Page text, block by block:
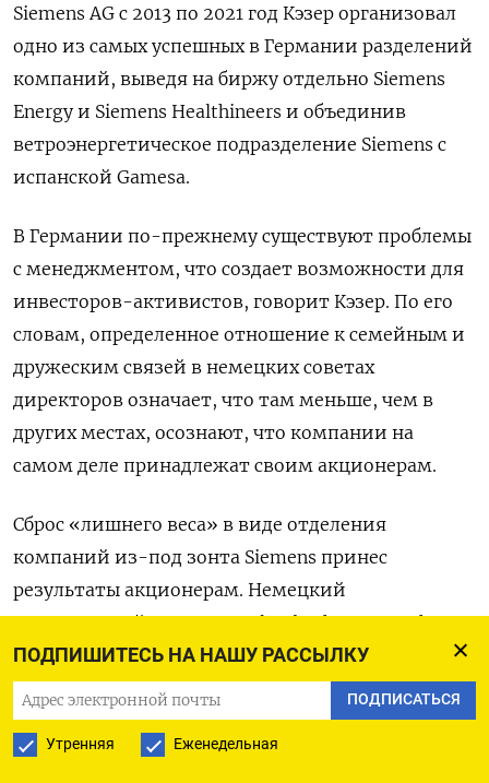
ПОДПИШИТЕСЬ НА НАШУ РАССЫЛКУ
ПОДПИСАТЬСЯ
Утренняя Еженедельная
Siemens AG с 2013 по 2021 год Кэзер организовал
одно из самых успешных в Германии разделений
компаний, выведя на биржу отдельно Siemens
Energy и Siemens Healthineers и объединив
ветроэнергетическое подразделение Siemens с
испанской Gamesa.
В Германии по-прежнему существуют проблемы
с менеджментом, что создает возможности для
инвесторов-активистов, говорит Кэзер. По его
словам, определенное отношение к семейным и
дружеским связей в немецких советах
директоров означает, что там меньше, чем в
других местах, осознают, что компании на
самом деле принадлежат своим акционерам.
Сброс «лишнего веса» в виде отделения
компаний из-под зонта Siemens принес
результаты акционерам. Немецкий
управляющий активами Flossbach von Storch
сообщил в январе, что с 2003 года Siemens
принесла акционерам 126 миллиардов евро
(посредством дивидендов, выкупа акций и роста
котировок акций), показав в этом отношении